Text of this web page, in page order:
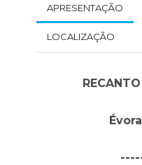
APRESENTAÇÃO
LOCALIZAÇÃO